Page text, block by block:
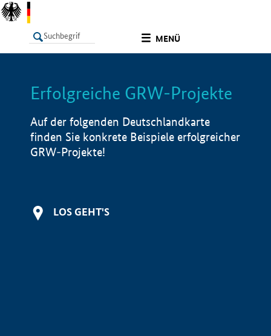
MENÜ
LISTE Info
Erfolgreiche GRW-Projekte
Auf der folgenden Deutschlandkarte
finden Sie konkrete Beispiele erfolgreicher
GRW-Projekte!
LOS GEHT'S